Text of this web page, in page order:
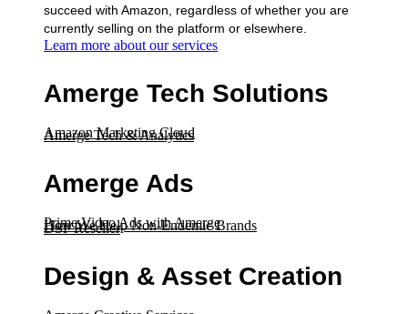
succeed with Amazon, regardless of whether you are
currently selling on the platform or elsewhere.
Learn more about our services
Amerge Tech Solutions
Amazon Marketing Cloud
Amerge Tech & Analytics
Amerge Ads
Prime Video Ads with Amerge
How We Help Non-Endemic Brands
DSP Reseller
Design & Asset Creation